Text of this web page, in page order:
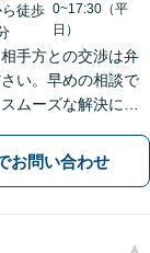
徒歩 0~17:30（平
日）
相手方との交渉は弁
い。早めの相談で
ムーズな解決につ
不起訴獲得の実績
を守り、最善の結
お問い合わせ